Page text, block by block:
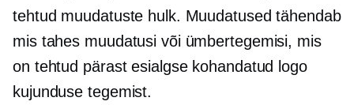
tehtud muudatuste hulk. Muudatused tähendab
mis tahes muudatusi või ümbertegemisi, mis
on tehtud pärast esialgse kohandatud logo
kujunduse tegemist.